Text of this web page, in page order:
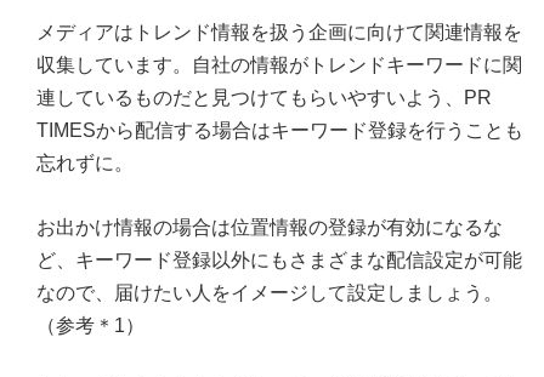
メディアはトレンド情報を扱う企画に向けて関連情報を
収集しています。自社の情報がトレンドキーワードに関
連しているものだと見つけてもらいやすいよう、PR
TIMESから配信する場合はキーワード登録を行うことも
忘れずに。
お出かけ情報の場合は位置情報の登録が有効になるな
ど、キーワード登録以外にもさまざまな配信設定が可能
なので、届けたい人をイメージして設定しましょう。
（参考＊1）